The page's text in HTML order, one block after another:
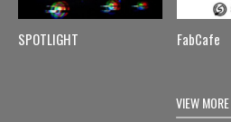
SPOTLIGHT FabCafe
VIEW MORE